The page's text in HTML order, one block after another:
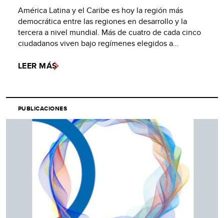
América Latina y el Caribe es hoy la región más
democrática entre las regiones en desarrollo y la
tercera a nivel mundial. Más de cuatro de cada cinco
ciudadanos viven bajo regímenes elegidos a…
LEER MÁS
PUBLICACIONES